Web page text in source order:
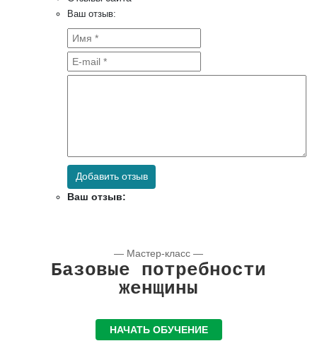
Ваш отзыв:
Добавить отзыв
Ваш отзыв:
— Мастер-класс —
Базовые потребности
женщины
НАЧАТЬ ОБУЧЕНИЕ